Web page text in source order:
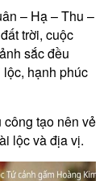
– Hạ – Thu –
trời, cuộc
sắc đều
hạnh phúc
tạo nên vẻ
lộc và địa vị.